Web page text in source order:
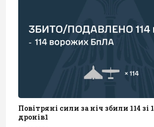
Повітряні сили за ніч збили 114
дронів1